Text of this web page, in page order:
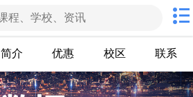
简介 优惠 校区 联系